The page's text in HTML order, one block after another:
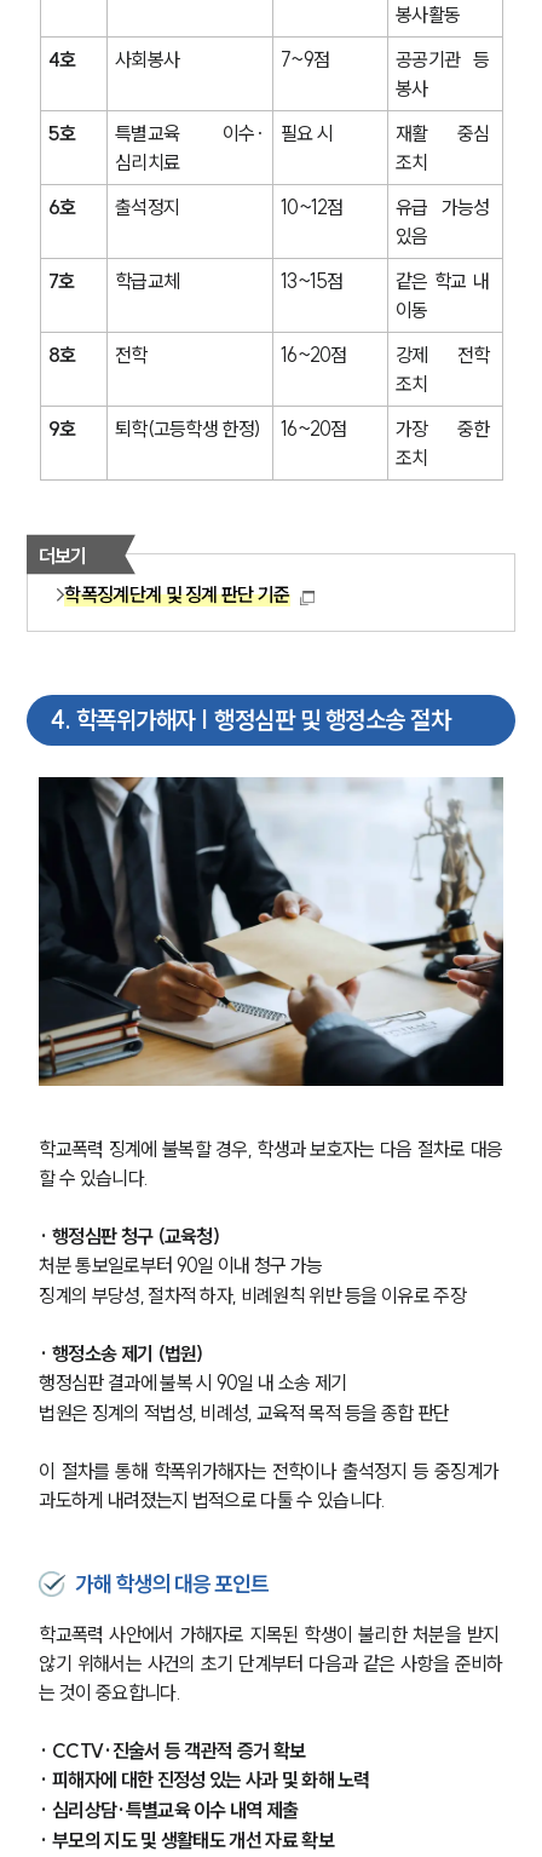
그룹소개
그룹소개
대륜의 강점
고객의 소리
AI대륜
주요 업무사례
사례분석/최신동향
법률정보
법률지식인
고객후기
봉사활동
4호
사회봉사 7~9점
공공기관 등
봉사
5호
특별교육 이수·
심리치료
필요 시
재활 중심
조치
6호
출석정지 10~12점
유급 가능성
있음
7호
학급교체 13~15점
같은 학교 내
이동
8호
전학 16~20점
강제 전학
조치
9호
퇴학(고등학생 한정) 16~20점
가장 중한
조치
더보기
학폭징계단계 및 징계 판단 기준
4. 학폭위가해자 | 행정심판 및 행정소송 절차
학교폭력 징계에 불복할 경우, 학생과 보호자는 다음 절차로 대응
할 수 있습니다.
· 행정심판 청구 (교육청)
처분 통보일로부터 90일 이내 청구 가능
징계의 부당성, 절차적 하자, 비례원칙 위반 등을 이유로 주장
· 행정소송 제기 (법원)
행정심판 결과에 불복 시 90일 내 소송 제기
법원은 징계의 적법성, 비례성, 교육적 목적 등을 종합 판단
이 절차를 통해 학폭위가해자는 전학이나 출석정지 등 중징계가
과도하게 내려졌는지 법적으로 다툴 수 있습니다.
가해 학생의 대응 포인트
학교폭력 사안에서 가해자로 지목된 학생이 불리한 처분을 받지
않기 위해서는 사건의 초기 단계부터 다음과 같은 사항을 준비하
는 것이 중요합니다.
· CCTV·진술서 등 객관적 증거 확보
· 피해자에 대한 진정성 있는 사과 및 화해 노력
· 심리상담·특별교육 이수 내역 제출
· 부모의 지도 및 생활태도 개선 자료 확보